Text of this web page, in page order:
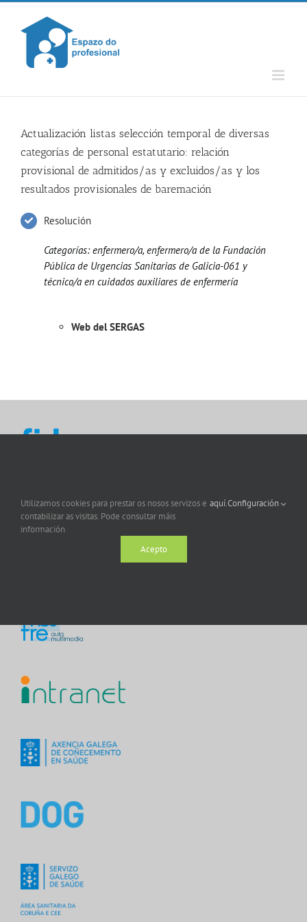
Skip
content
Actualización listas selección temporal de diversas
categorías de personal estatutario: relación
provisional de admitidos/as y excluidos/as y los
resultados provisionales de baremación
Resolución
Categorías: enfermero/a, enfermero/a de la Fundación
Pública de Urgencias Sanitarias de Galicia-061 y
técnico/a en cuidados auxiliares de enfermería
Web del SERGAS
Utilizamos cookies para prestar os nosos servizos e
contabilizar as visitas. Pode consultar máis
información
aquí.Configuración
Acepto